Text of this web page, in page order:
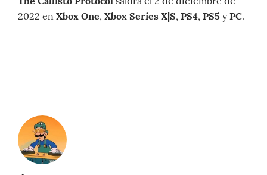
2022 en Xbox One, Xbox Series X|S, PS4, PS5 yPC.